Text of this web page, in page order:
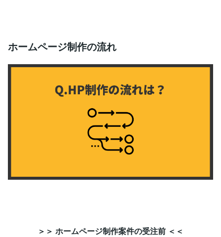
ホームページ制作の流れ
＞＞ ホームページ制作案件の受注前 ＜＜